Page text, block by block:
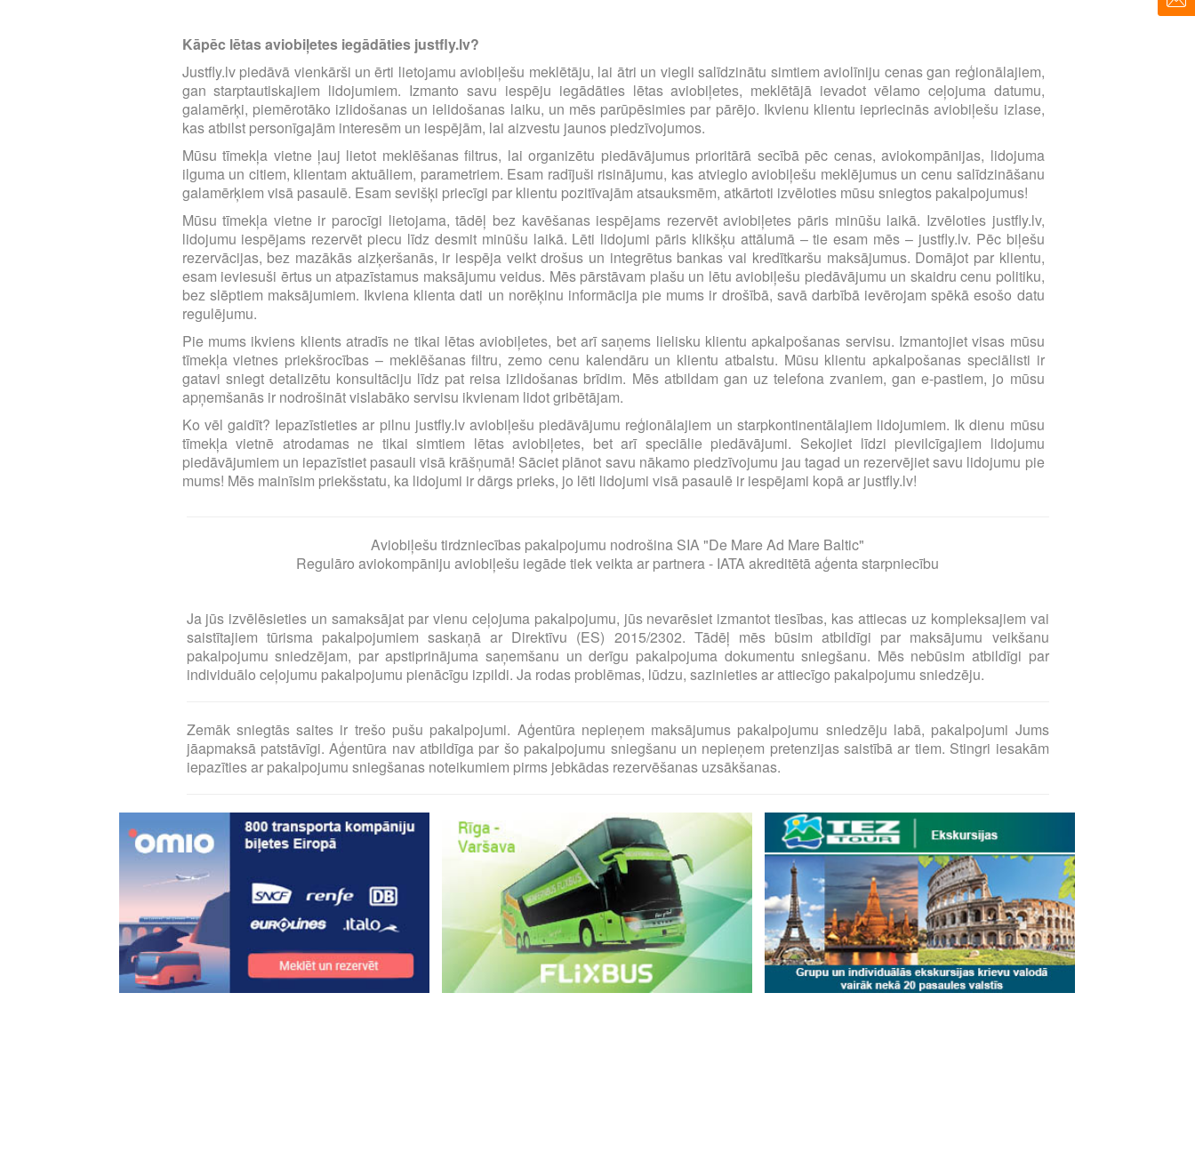
Kāpēc lētas aviobiļetes iegādāties justfly.lv?
Justfly.lv piedāvā vienkārši un ērti lietojamu aviobiļešu meklētāju, lai ātri un viegli salīdzinātu simtiem aviolīniju cenas gan reģionālajiem,
gan starptautiskajiem lidojumiem. Izmanto savu iespēju iegādāties lētas aviobiļetes, meklētājā ievadot vēlamo ceļojuma datumu,
galamērķi, piemērotāko izlidošanas un ielidošanas laiku, un mēs parūpēsimies par pārējo. Ikvienu klientu iepriecinās aviobiļešu izlase,
kas atbilst personīgajām interesēm un iespējām, lai aizvestu jaunos piedzīvojumos.
Mūsu tīmekļa vietne ļauj lietot meklēšanas filtrus, lai organizētu piedāvājumus prioritārā secībā pēc cenas, aviokompānijas, lidojuma
ilguma un citiem, klientam aktuāliem, parametriem. Esam radījuši risinājumu, kas atvieglo aviobiļešu meklējumus un cenu salīdzināšanu
galamērķiem visā pasaulē. Esam sevišķi priecīgi par klientu pozitīvajām atsauksmēm, atkārtoti izvēloties mūsu sniegtos pakalpojumus!
Mūsu tīmekļa vietne ir parocīgi lietojama, tādēļ bez kavēšanas iespējams rezervēt aviobiļetes pāris minūšu laikā. Izvēloties justfly.lv,
lidojumu iespējams rezervēt piecu līdz desmit minūšu laikā. Lēti lidojumi pāris klikšķu attālumā – tie esam mēs – justfly.lv. Pēc biļešu
rezervācijas, bez mazākās aizķeršanās, ir iespēja veikt drošus un integrētus bankas vai kredītkaršu maksājumus. Domājot par klientu,
esam ieviesuši ērtus un atpazīstamus maksājumu veidus. Mēs pārstāvam plašu un lētu aviobiļešu piedāvājumu un skaidru cenu politiku,
bez slēptiem maksājumiem. Ikviena klienta dati un norēķinu informācija pie mums ir drošībā, savā darbībā ievērojam spēkā esošo datu
regulējumu.
Pie mums ikviens klients atradīs ne tikai lētas aviobiļetes, bet arī saņems lielisku klientu apkalpošanas servisu. Izmantojiet visas mūsu
tīmekļa vietnes priekšrocības – meklēšanas filtru, zemo cenu kalendāru un klientu atbalstu. Mūsu klientu apkalpošanas speciālisti ir
gatavi sniegt detalizētu konsultāciju līdz pat reisa izlidošanas brīdim. Mēs atbildam gan uz telefona zvaniem, gan e-pastiem, jo mūsu
apņemšanās ir nodrošināt vislabāko servisu ikvienam lidot gribētājam.
Ko vēl gaidīt? Iepazīstieties ar pilnu justfly.lv aviobiļešu piedāvājumu reģionālajiem un starpkontinentālajiem lidojumiem. Ik dienu mūsu
tīmekļa vietnē atrodamas ne tikai simtiem lētas aviobiļetes, bet arī speciālie piedāvājumi. Sekojiet līdzi pievilcīgajiem lidojumu
piedāvājumiem un iepazīstiet pasauli visā krāšņumā! Sāciet plānot savu nākamo piedzīvojumu jau tagad un rezervējiet savu lidojumu pie
mums! Mēs mainīsim priekšstatu, ka lidojumi ir dārgs prieks, jo lēti lidojumi visā pasaulē ir iespējami kopā ar justfly.lv!
Aviobiļešu tirdzniecības pakalpojumu nodrošina SIA "De Mare Ad Mare Baltic"
Regulāro aviokompāniju aviobiļešu iegāde tiek veikta ar partnera - IATA akreditētā aģenta starpniecību
Ja jūs izvēlēsieties un samaksājat par vienu ceļojuma pakalpojumu, jūs nevarēsiet izmantot tiesības, kas attiecas uz kompleksajiem vai
saistītajiem tūrisma pakalpojumiem saskaņā ar Direktīvu (ES) 2015/2302. Tādēļ mēs būsim atbildīgi par maksājumu veikšanu
pakalpojumu sniedzējam, par apstiprinājuma saņemšanu un derīgu pakalpojuma dokumentu sniegšanu. Mēs nebūsim atbildīgi par
individuālo ceļojumu pakalpojumu pienācīgu izpildi. Ja rodas problēmas, lūdzu, sazinieties ar attiecīgo pakalpojumu sniedzēju.
Zemāk sniegtās saites ir trešo pušu pakalpojumi. Aģentūra nepieņem maksājumus pakalpojumu sniedzēju labā, pakalpojumi Jums
jāapmaksā patstāvīgi. Aģentūra nav atbildīga par šo pakalpojumu sniegšanu un nepieņem pretenzijas saistībā ar tiem. Stingri iesakām
iepazīties ar pakalpojumu sniegšanas noteikumiem pirms jebkādas rezervēšanas uzsākšanas.